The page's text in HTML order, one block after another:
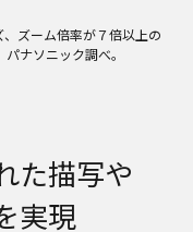
ズーム倍率が７倍以上の
ナソニック調べ。
た描写や
実現